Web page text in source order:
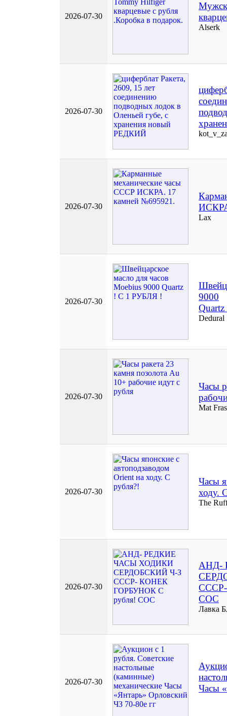
2026-07-30
Alserk
2026-07-30
2026-07-30
Lax
2026-07-30
9000
Dedural
2026-07-30
Часы
Mat
2026-07-30
Часы
ходу.
The
2026-07-30
АНД-
СОС
Лавка
2026-07-30
Часы